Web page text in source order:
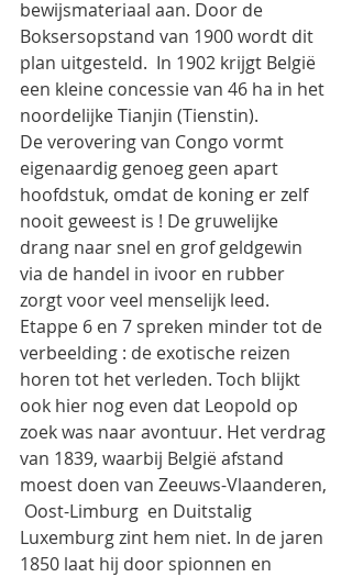
bewijsmateriaal aan. Door de
Boksersopstand van 1900 wordt dit
plan uitgesteld.  In 1902 krijgt België
een kleine concessie van 46 ha in het
noordelijke Tianjin (Tienstin).
De verovering van Congo vormt
eigenaardig genoeg geen apart
hoofdstuk, omdat de koning er zelf
nooit geweest is ! De gruwelijke
drang naar snel en grof geldgewin
via de handel in ivoor en rubber
zorgt voor veel menselijk leed.
Etappe 6 en 7 spreken minder tot de
verbeelding : de exotische reizen
horen tot het verleden. Toch blijkt
ook hier nog even dat Leopold op
zoek was naar avontuur. Het verdrag
van 1839, waarbij België afstand
moest doen van Zeeuws-Vlaanderen,
Oost-Limburg  en Duitstalig
Luxemburg zint hem niet. In de jaren
1850 laat hij door spionnen en